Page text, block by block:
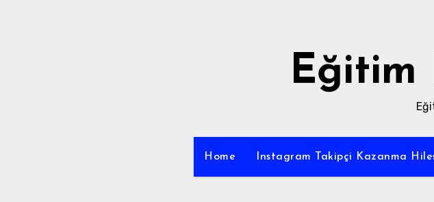
Eğitim
Home Instagram Takipçi Kazanma